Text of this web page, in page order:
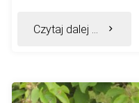
Czytaj dalej ...